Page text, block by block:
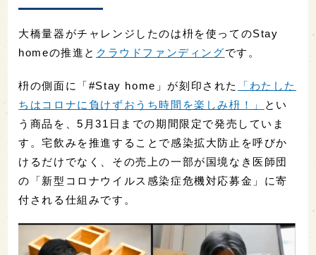
大橋量器がチャレンジしたのは枡を使ってのStay
homeの推進と クラウドファンディングです。
枡の側面に「#Stay home」が刻印された
「わたした
ちはコロナに負けずおうち時間を楽しみ枡！」
とい
う商品を、5月31日までの期間限定で発売していま
す。宅飲みを推進することで感染拡大防止を呼びか
けるだけでなく、その売上の一部が国境なき医師団
の「新型コロナウイルス感染症危機対応募金」に寄
付される仕組みです。